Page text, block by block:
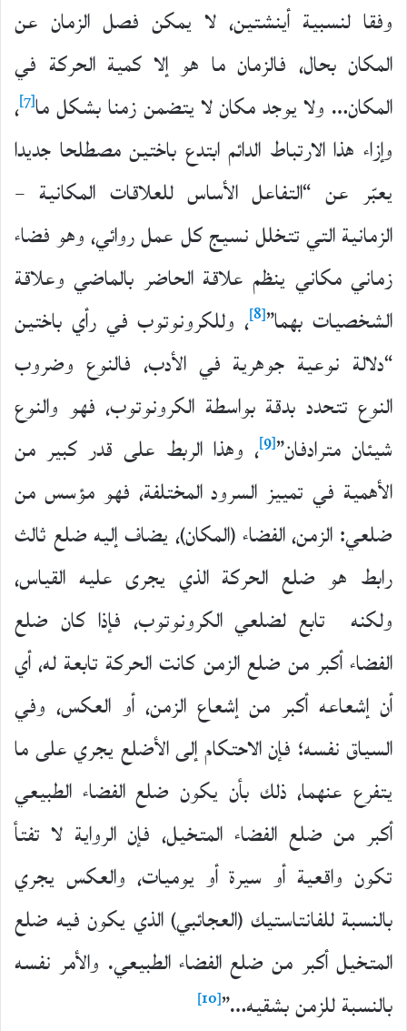
وفقا لنسبية أينشتين، لا يمكن فصل الزمان عن
المكان بحال، فالزمان ما هو إلا كمية الحركة في
المكان… ولا يوجد مكان لا يتضمن زمنا بشكل ما[7] ،
وإزاء هذا الارتباط الدائم ابتدع باختين مصطلحا جديدا
يعبّر عن “التفاعل الأساس للعلاقات المكانية –
الزمانية التي تتخلل نسيج كل عمل روائي، وهو فضاء
زماني مكاني ينظم علاقة الحاضر بالماضي وعلاقة
الشخصيات بهما”[8] ، وللكرونوتوب في رأي باختين
“دلالة نوعية جوهرية في الأدب، فالنوع وضروب
النوع تتحدد بدقة بواسطة الكرونوتوب، فهو والنوع
شيئان مترادفان”[9] ، وهذا الربط على قدر كبير من
الأهمية في تمييز السرود المختلفة، فهو مؤسس من
ضلعي: الزمن، الفضاء (المكان)، يضاف إليه ضلع ثالث
رابط هو ضلع الحركة الذي يجرى عليه القياس،
ولكنه تابع لضلعي الكرونوتوب، فإذا كان ضلع
الفضاء أكبر من ضلع الزمن كانت الحركة تابعة له، أي
أن إشعاعه أكبر من إشعاع الزمن، أو العكس، وفي
السياق نفسه؛ فإن الاحتكام إلى الأضلع يجري على ما
يتفرع عنهما، ذلك بأن يكون ضلع الفضاء الطبيعي
أكبر من ضلع الفضاء المتخيل، فإن الرواية لا تفتأ
تكون واقعية أو سيرة أو يوميات، والعكس يجري
بالنسبة للفانتاستيك (العجائبي) الذي يكون فيه ضلع
المتخيل أكبر من ضلع الفضاء الطبيعي. والأمر نفسه
بالنسبة للزمن بشقيه…”[10]